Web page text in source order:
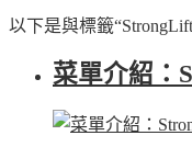
以下是與標籤
菜單介紹：